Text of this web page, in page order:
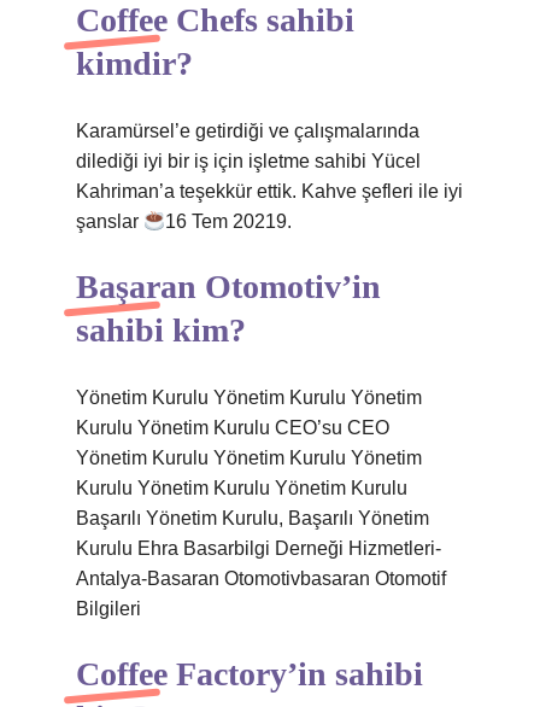
Coffee Chefs sahibi
kimdir?
Karamürsel’e getirdiği ve çalışmalarında
dilediği iyi bir iş için işletme sahibi Yücel
Kahriman’a teşekkür ettik. Kahve şefleri ile iyi
şanslar
16 Tem 20219.
Başaran Otomotiv’in
sahibi kim?
Yönetim Kurulu Yönetim Kurulu Yönetim
Kurulu Yönetim Kurulu CEO’su CEO
Yönetim Kurulu Yönetim Kurulu Yönetim
Kurulu Yönetim Kurulu Yönetim Kurulu
Başarılı Yönetim Kurulu, Başarılı Yönetim
Kurulu Ehra Basarbilgi Derneği Hizmetleri-
Antalya-Basaran Otomotivbasaran Otomotif
Bilgileri
Coffee Factory’in sahibi